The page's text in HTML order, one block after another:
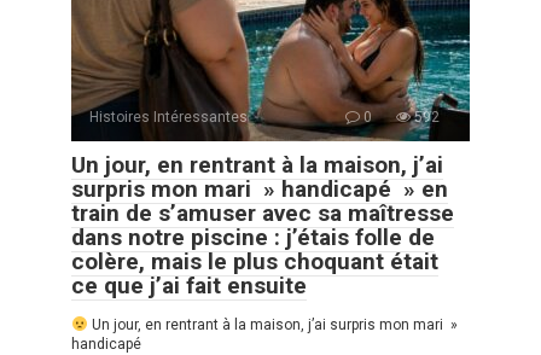
Histoires Intéressantes 0 592
Un jour, en rentrant à la maison, j’ai
surpris mon mari » handicapé » en
train de s’amuser avec sa maîtresse
dans notre piscine : j’étais folle de
colère, mais le plus choquant était
ce que j’ai fait ensuite
Un jour, en rentrant à la maison, j’ai surpris mon mari »
handicapé